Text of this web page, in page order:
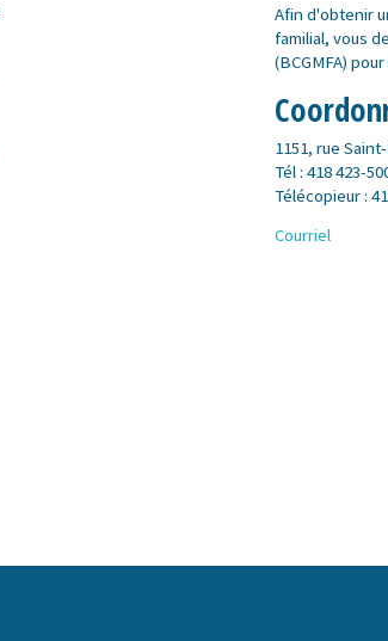
Afin d'obtenir
familial, vous
(BCGMFA)
1151, rue
Tél : 418 423-
Télécopieur :
Courriel